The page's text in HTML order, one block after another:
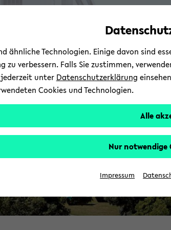
ähnliche Technologien. Einige davon sind
zu verbessern. Falls Sie zustimmen,
jederzeit unter Datenschutzerklärung
Cookies und Technologien.
Alle
Nur notwendige
Impressum